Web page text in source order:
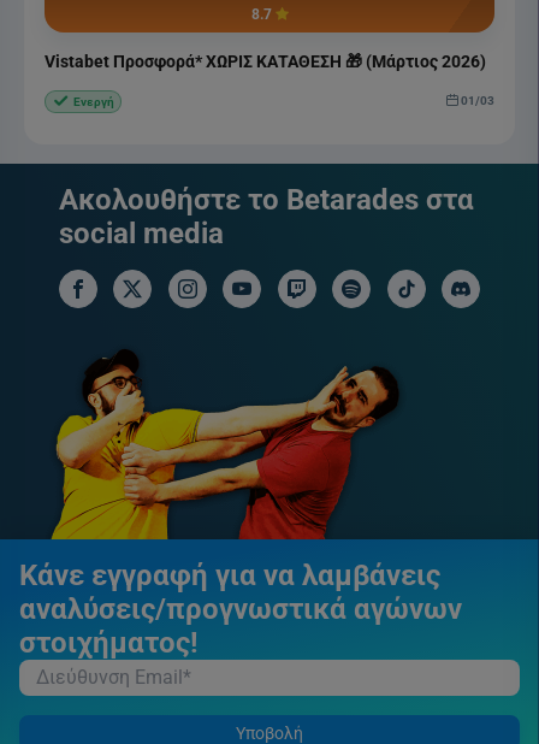
8.7
Vistabet Προσφορά* ΧΩΡΙΣ ΚΑΤΑΘΕΣΗ 🎁 (Μάρτιος 2026)
Ενεργή 01/03
Κάνε εγγραφή για να λαμβάνεις
αναλύσεις/προγνωστικά αγώνων
στοιχήματος!
Υποβολή
Ακολουθήστε το Betarades στα
social media
facebook social link
x social linkinstagram social link
youtube social link
twitch social link
spotify social link
tiktok social link
discord